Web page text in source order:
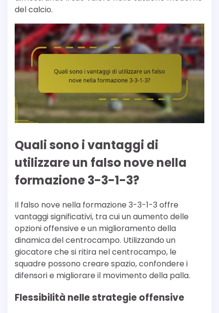
del calcio.
Quali sono i vantaggi di
utilizzare un falso nove nella
formazione 3-3-1-3?
Il falso nove nella formazione 3-3-1-3 offre
vantaggi significativi, tra cui un aumento delle
opzioni offensive e un miglioramento della
dinamica del centrocampo. Utilizzando un
giocatore che si ritira nel centrocampo, le
squadre possono creare spazio, confondere i
difensori e migliorare il movimento della palla.
Flessibilità nelle strategie offensive